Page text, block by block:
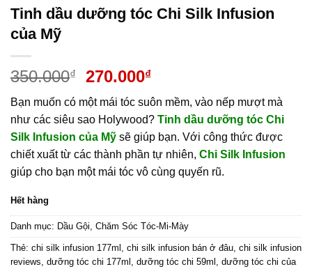
Tinh dầu dưỡng tóc Chi Silk Infusion
của Mỹ
350.000₫
Giá
gốc
là:
350.000₫.
270.000₫Giá
hiện
tại
là:
270.000₫.
Bạn muốn có một mái tóc suôn mềm, vào nếp mượt mà
như các siêu sao Holywood? Tinh dầu dưỡng tóc Chi
Silk Infusion của Mỹ sẽ giúp bạn. Với công thức được
chiết xuất từ các thành phần tự nhiên, Chi Silk Infusion
giúp cho bạn một mái tóc vô cùng quyến rũ.
Hết hàng
Danh mục: Dầu Gội Chăm Sóc Tóc-Mi-Mày
Thẻ: chi silk infusion 177ml chi silk infusion bán ở đâu chi silk infusion
reviews dưỡng tóc chi 177ml dưỡng tóc chi 59ml dưỡng tóc chi của